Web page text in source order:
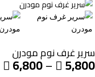
سرير غرف نوم​ مودرن
 5,800
–
 6,800